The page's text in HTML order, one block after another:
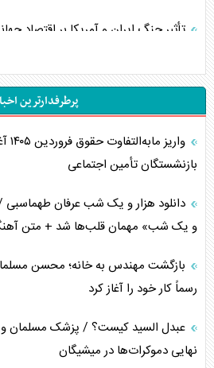
تأثیر جنگ ایران و آمریکا بر اقتصاد
اربعین، کابوس مشترک تل‌آویو-
برنامه هفتم توسعه در نقطه کور
اوکراین بازوی مخرب آمریکا در غرب
اهمیت راهبردی اردن برای آمریکا
پیام، ظرفیت بالفعل‌نشده تجارت ایران
همسویی عربستان با سنتکام علیه متحدان
پرطرفدارترین
بازنشستگان تأمین اجتماعی
دانلود هزار و یک شب عرفان طهماسبی
و یک شب» مهمان قلب‌ها شد + متن
بازگشت مهندس به خانه؛ محسن
رسماً کار خود را آغاز کرد
عبدل السید کیست؟ / پزشک مسلمان و
نهایی دموکرات‌ها در میشیگان